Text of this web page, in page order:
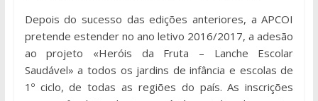
Depois do sucesso das edições anteriores, a APCOI
pretende estender no ano letivo 2016/2017, a adesão
ao projeto «Heróis da Fruta – Lanche Escolar
Saudável» a todos os jardins de infância e escolas de
1º ciclo, de todas as regiões do país. As inscrições